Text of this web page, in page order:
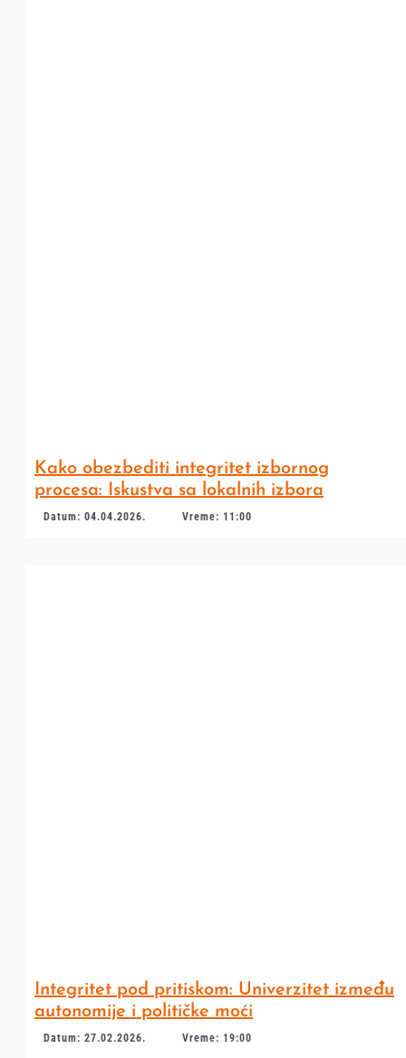
Kako obezbediti integritet izbornog
procesa: Iskustva sa lokalnih izbora
Datum: 04.04.2026. Vreme: 11:00
Integritet pod pritiskom: Univerzitet između
autonomije i političke moći
Datum: 27.02.2026. Vreme: 19:00